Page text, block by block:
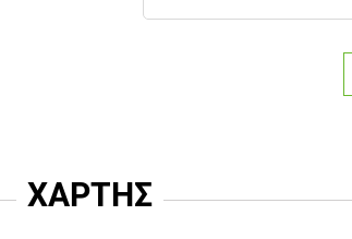
ΧΑΡΤΗΣ